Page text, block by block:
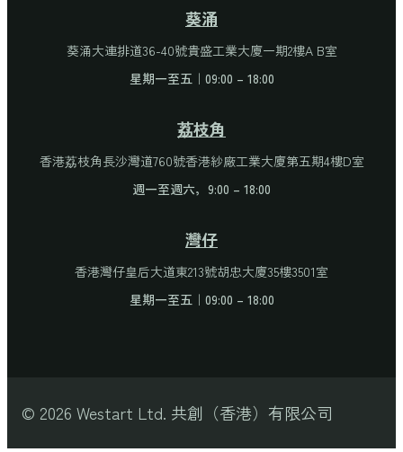
葵涌
葵涌大連排道36-40號貴盛工業大廈一期2樓A B室
星期一至五｜09:00 – 18:00
荔枝角
香港荔枝角長沙灣道760號香港紗廠工業大廈第五期4樓D室
週一至週六，9:00 – 18:00
灣仔
香港灣仔皇后大道東213號胡忠大廈35樓3501室
星期一至五｜09:00 – 18:00
© 2026 Westart Ltd. 共創（香港）有限公司